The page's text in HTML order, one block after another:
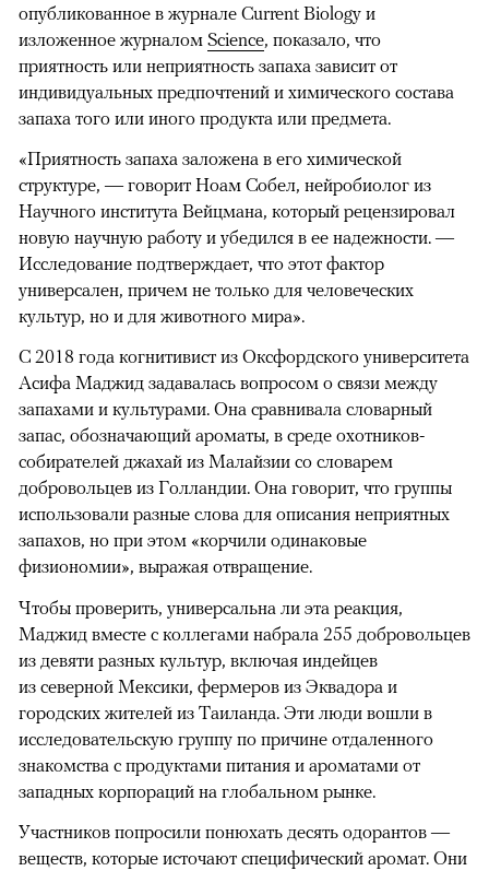
опубликованное в журнале Current Biology и
изложенное журналом Science, показало, что
приятность или неприятность запаха зависит от
индивидуальных предпочтений и химического состава
запаха того или иного продукта или предмета.
«Приятность запаха заложена в его химической
структуре, — говорит Ноам Собел, нейробиолог из
Научного института Вейцмана, который рецензировал
новую научную работу и убедился в ее надежности. —
Исследование подтверждает, что этот фактор
универсален, причем не только для человеческих
культур, но и для животного мира».
С 2018 года когнитивист из Оксфордского университета
Асифа Маджид задавалась вопросом о связи между
запахами и культурами. Она сравнивала словарный
запас, обозначающий ароматы, в среде охотников-
собирателей джахай из Малайзии со словарем
добровольцев из Голландии. Она говорит, что группы
использовали разные слова для описания неприятных
запахов, но при этом «корчили одинаковые
физиономии», выражая отвращение.
00:00 / 00:00
Чтобы проверить, универсальна ли эта реакция,
Маджид вместе с коллегами набрала 255 добровольцев
из девяти разных культур, включая индейцев
из северной Мексики, фермеров из Эквадора и
городских жителей из Таиланда. Эти люди вошли в
исследовательскую группу по причине отдаленного
знакомства с продуктами питания и ароматами от
западных корпораций на глобальном рынке.
Участников попросили понюхать десять одорантов —
веществ, которые источают специфический аромат. Они